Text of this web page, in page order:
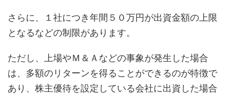
さらに、１社につき年間５０万円が出資金額の上限
となるなどの制限があります。
ただし、上場やＭ＆Ａなどの事象が発生した場合
は、多額のリターンを得ることができるのが特徴で
あり、株主優待を設定している会社に出資した場合